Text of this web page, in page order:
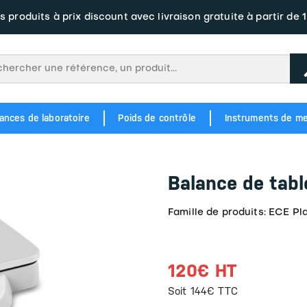
produits à prix discount avec livraison gratuite à partir de
de laboratoire Poids de contrôle Instruments de
Balance de
Famille de produits: ECE
120€ HT
Soit 144€ TTC